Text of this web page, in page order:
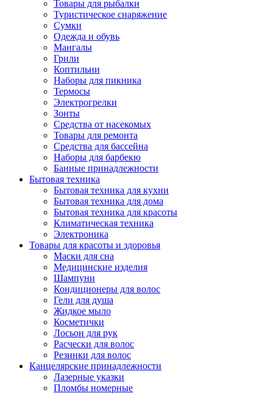
Товары для рыбалки
Туристическое снаряжение
Сумки
Одежда и обувь
Мангалы
Грили
Коптильни
Наборы для пикника
Термосы
Электрогрелки
Зонты
Средства от насекомых
Товары для ремонта
Средства для бассейна
Наборы для барбекю
Банные принадлежности
Бытовая техника
Бытовая техника для кухни
Бытовая техника для дома
Бытовая техника для красоты
Климатическая техника
Электроника
Товары для красоты и здоровья
Маски для сна
Медицинские изделия
Шампуни
Кондиционеры для волос
Гели для душа
Жидкое мыло
Косметички
Лосьон для рук
Расчески для волос
Резинки для волос
Канцелярские принадлежности
Лазерные указки
Пломбы номерные